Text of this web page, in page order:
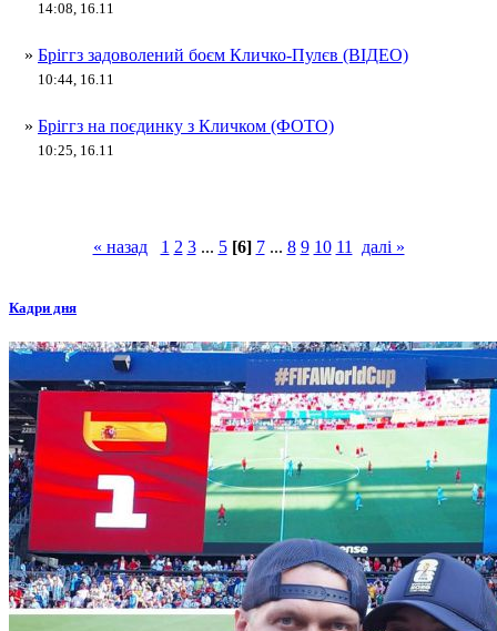
14:08, 16.11
» Бріггз задоволений боєм Кличко-Пулєв (ВІДЕО)
10:44, 16.11
» Бріггз на поєдинку з Кличком (ФОТО)
10:25, 16.11
« назад 1 2 3... 5 [6] 7... 8 9 10 11 далі »
Кадри дня